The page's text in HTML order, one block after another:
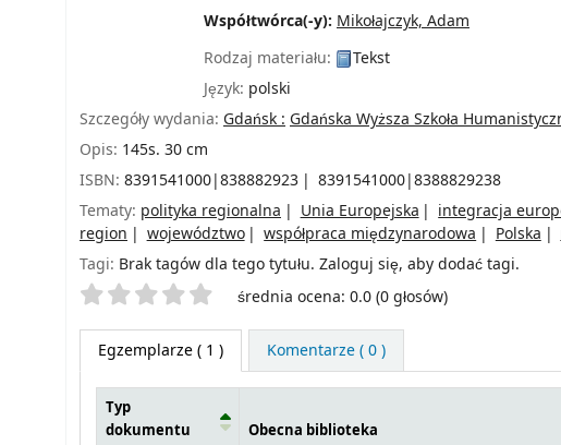
Współtwórca(-y): Mikołajczyk, Adam
Rodzaj materiału:
Tekst
Język: polski
Szczegóły wydania: Gdańsk : Gdańska Wyższa Szkoła
Opis: 145s. 30 cm
ISBN: 8391541000|838882923
8391541000|8388829238
Tematy: polityka regionalna Unia Europejska integracja
region
województwo współpraca międzynarodowa Polska
Tagi: Brak tagów dla tego tytułu. Zaloguj się, aby dodać tagi.
Twoje oceny średnia ocena: 0.0 (0 głosów)
Egzemplarze( 1 ) Komentarze ( 0 )
Typ
dokumentu
Obecna biblioteka